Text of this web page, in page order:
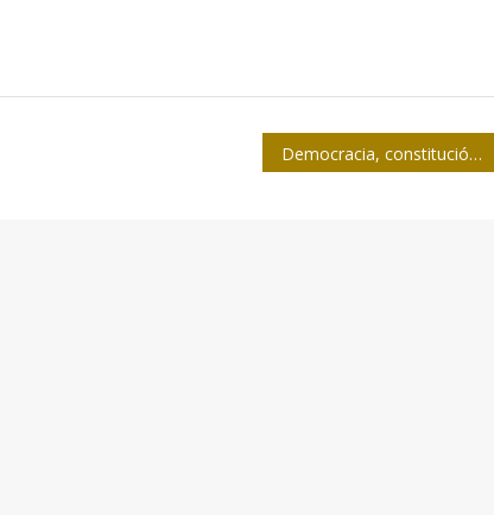
Democracia, constitución y poder de cara al VII Congreso del PCC